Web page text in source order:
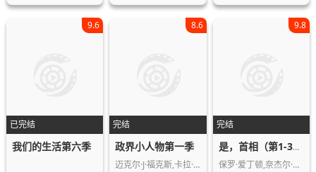
已完结
9.6
我们的生活第六季
完结
8.6
政界小人物第一季
迈克尔·J·福克斯,卡拉·古奇诺
完结
9.8
是，首相（第1-3季1986版）
保罗·爱丁顿,奈杰尔·霍桑,德里克·福…